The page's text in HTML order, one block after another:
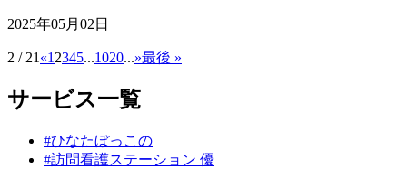
2025年05月02日
2 / 21 «1 2345...1020...»最後 »
サービス一覧
#ひなたぼっこの
#訪問看護ステーション 優